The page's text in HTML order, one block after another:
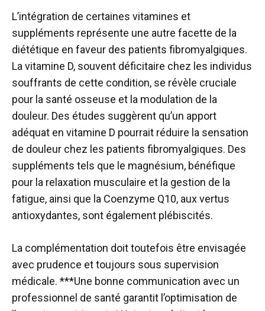
L’intégration de certaines vitamines et
suppléments représente une autre facette de la
diététique en faveur des patients fibromyalgiques.
La vitamine D, souvent déficitaire chez les individus
souffrants de cette condition, se révèle cruciale
pour la santé osseuse et la modulation de la
douleur. Des études suggèrent qu’un apport
adéquat en vitamine D pourrait réduire la sensation
de douleur chez les patients fibromyalgiques. Des
suppléments tels que le magnésium, bénéfique
pour la relaxation musculaire et la gestion de la
fatigue, ainsi que la Coenzyme Q10, aux vertus
antioxydantes, sont également plébiscités.
La complémentation doit toutefois être envisagée
avec prudence et toujours sous supervision
médicale. ***Une bonne communication avec un
professionnel de santé garantit l’optimisation de